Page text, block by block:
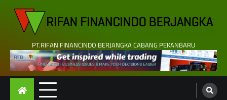
content
PT.RIFAN FINANCINDO BERJANGKA CABANG PEKANBARU